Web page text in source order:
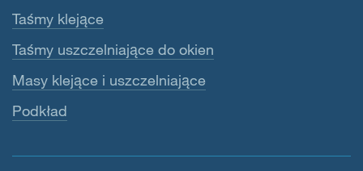
Taśmy klejące
Taśmy uszczelniające do okien
Masy klejące i uszczelniające
Podkład